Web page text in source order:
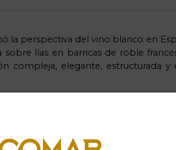
la perspectiva del vino blanco en
lías en barricas de roble
compleja, elegante, estructurada